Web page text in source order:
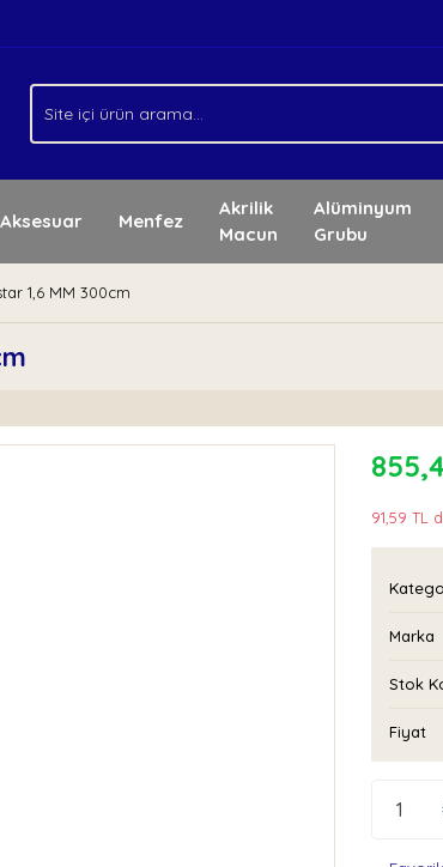
Aksesuar Menfez
Akrilik
Macun
Alüminyum
Grubu
1,6 MM 300cm
91,59 TL
Marka
Stok
Fiyat